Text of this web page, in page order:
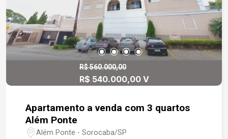
Aguirre e Avenida Afonso Vergueiro, colocando
você perto de tudo o que a cidade tem de melhor.
R$ 560.000,00
R$ 540.000,00 V
Apartamento a venda com 3 quartos
Além Ponte
Além Ponte - Sorocaba/SP